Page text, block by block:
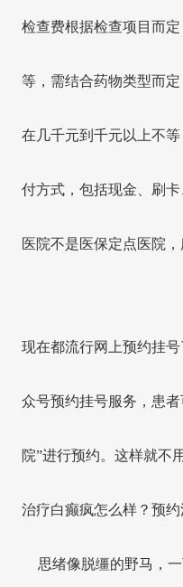
检查费根据检查项目而
等，需结合药物类型而
在几千元到千元以上不
付方式，包括现金、刷
医院不是医保定点医院
现在都流行网上预约挂
众号预约挂号服务，患
院”进行预约。这样就不
治疗白癫疯怎么样？预约
思绪像脱缰的野马，